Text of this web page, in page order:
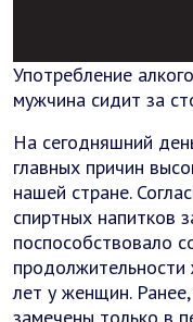
Употребление
мужчина сидит за
На сегодняшний
главных причин
нашей стране.
спиртных напитков
поспособствовало
лет у женщин.